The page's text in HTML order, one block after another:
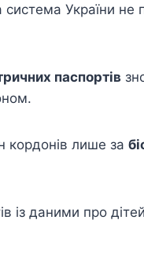
система України
паспортів
кордонів лише за
із даними про